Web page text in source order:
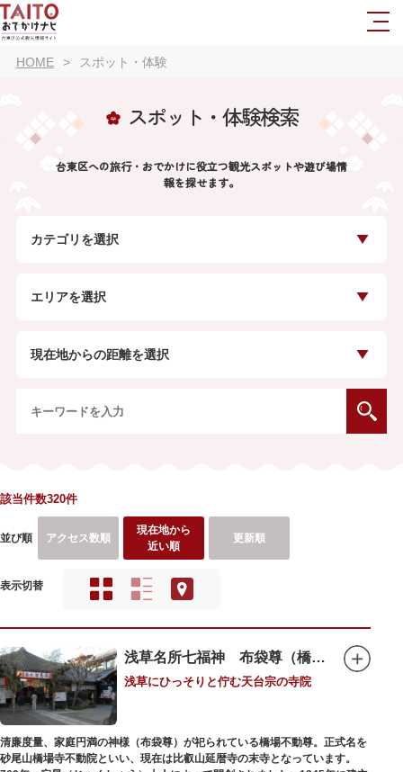
HOME スポット・体験
スポット・体験検索
台東区への旅行・おでかけに役立つ観光スポットや遊び場情
報を探せます。
カテゴリを選択
エリアを選択
現在地からの距離を選択
該当件数320件
並び順 アクセス数順
現在地から
近い順
更新順
表示切替
浅草名所七福神 布袋尊（橋場不動尊）
浅草にひっそりと佇む天台宗の寺院
清廉度量、家庭円満の神様（布袋尊）が祀られている橋場不動尊。正式名を
砂尾山橋場寺不動院といい、現在は比叡山延暦寺の末寺となっています。